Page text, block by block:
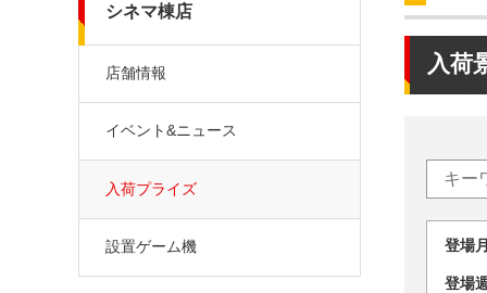
入荷
登
登
シネマ棟店
店舗情報
イベント&ニュース
入荷プライズ
設置ゲーム機